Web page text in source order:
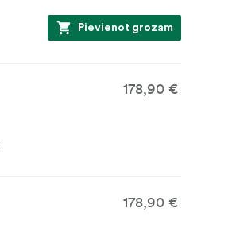
Pievienot grozam
178,90 €
178,90 €